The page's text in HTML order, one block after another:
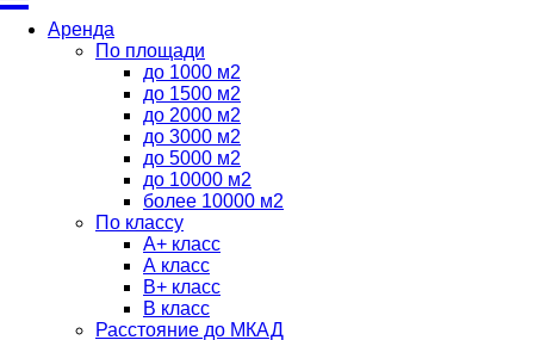
Аренда
По площади
до 1000 м2
до 1500 м2
до 2000 м2
до 3000 м2
до 5000 м2
до 10000 м2
более 10000 м2
По классу
А+ класс
А класс
B+ класс
В класс
Расстояние до МКАД